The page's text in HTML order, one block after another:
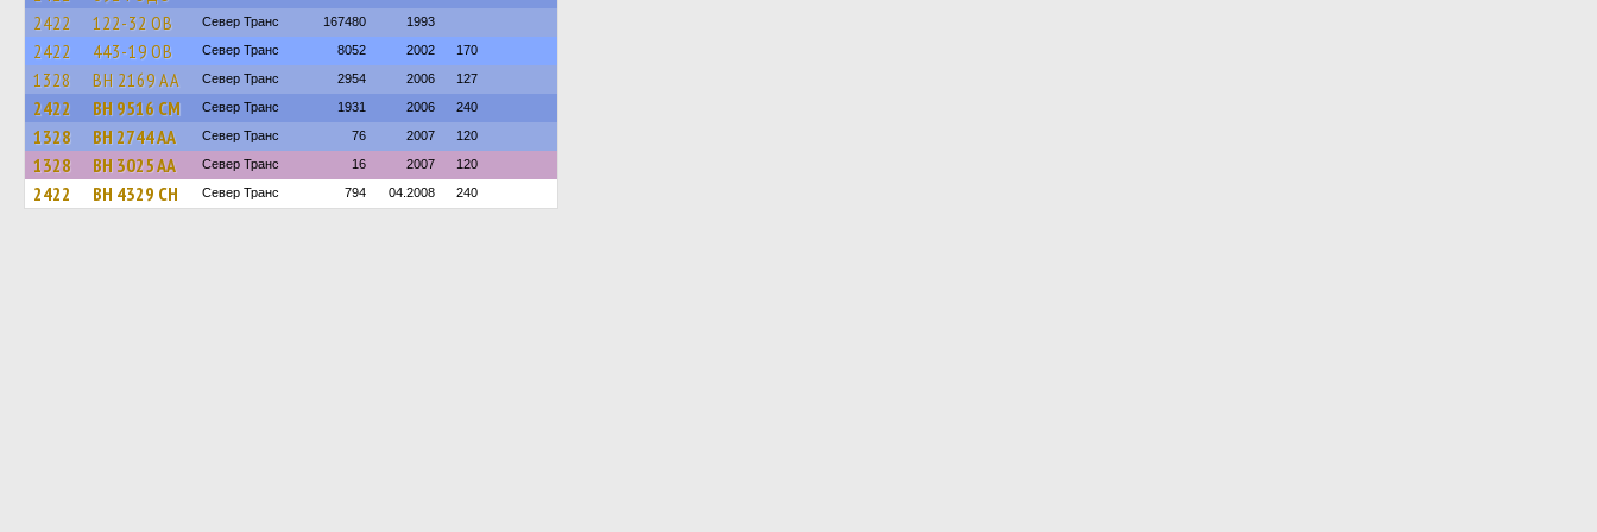
2422 122-32 ОВ Север Транс 167480 1993
2422 443-19 ОВ Север Транс 8052 2002 170
1328 BH 2169 AA Север Транс 2954 2006 127
2422 BH 9516 CM Север Транс 1931 2006 240
1328 BH 2744 AA Север Транс 76 2007 120
1328 BH 3025 AA Север Транс 16 2007 120
2422 BH 4329 CH Север Транс 794 04.2008 240